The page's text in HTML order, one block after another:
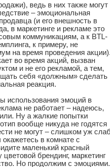
ведь в них также могут
– эмоциональная
(и его внешность в
в маркетинге и рекламе это
коммуникациям, а к BTL-
к примеру, не
на время проведения
во время акций, вызван
и не его рекламой, а тем,
себя «должным» сделать
реакция.
использования эмоций в
не работает – надеюсь,
Ну а жалкие попытки
вообще никуда не годятся
не могут – слишком уж
в комнате с
маленький красный
брендинг, маркетинг
Но продолжим с эмоциями.